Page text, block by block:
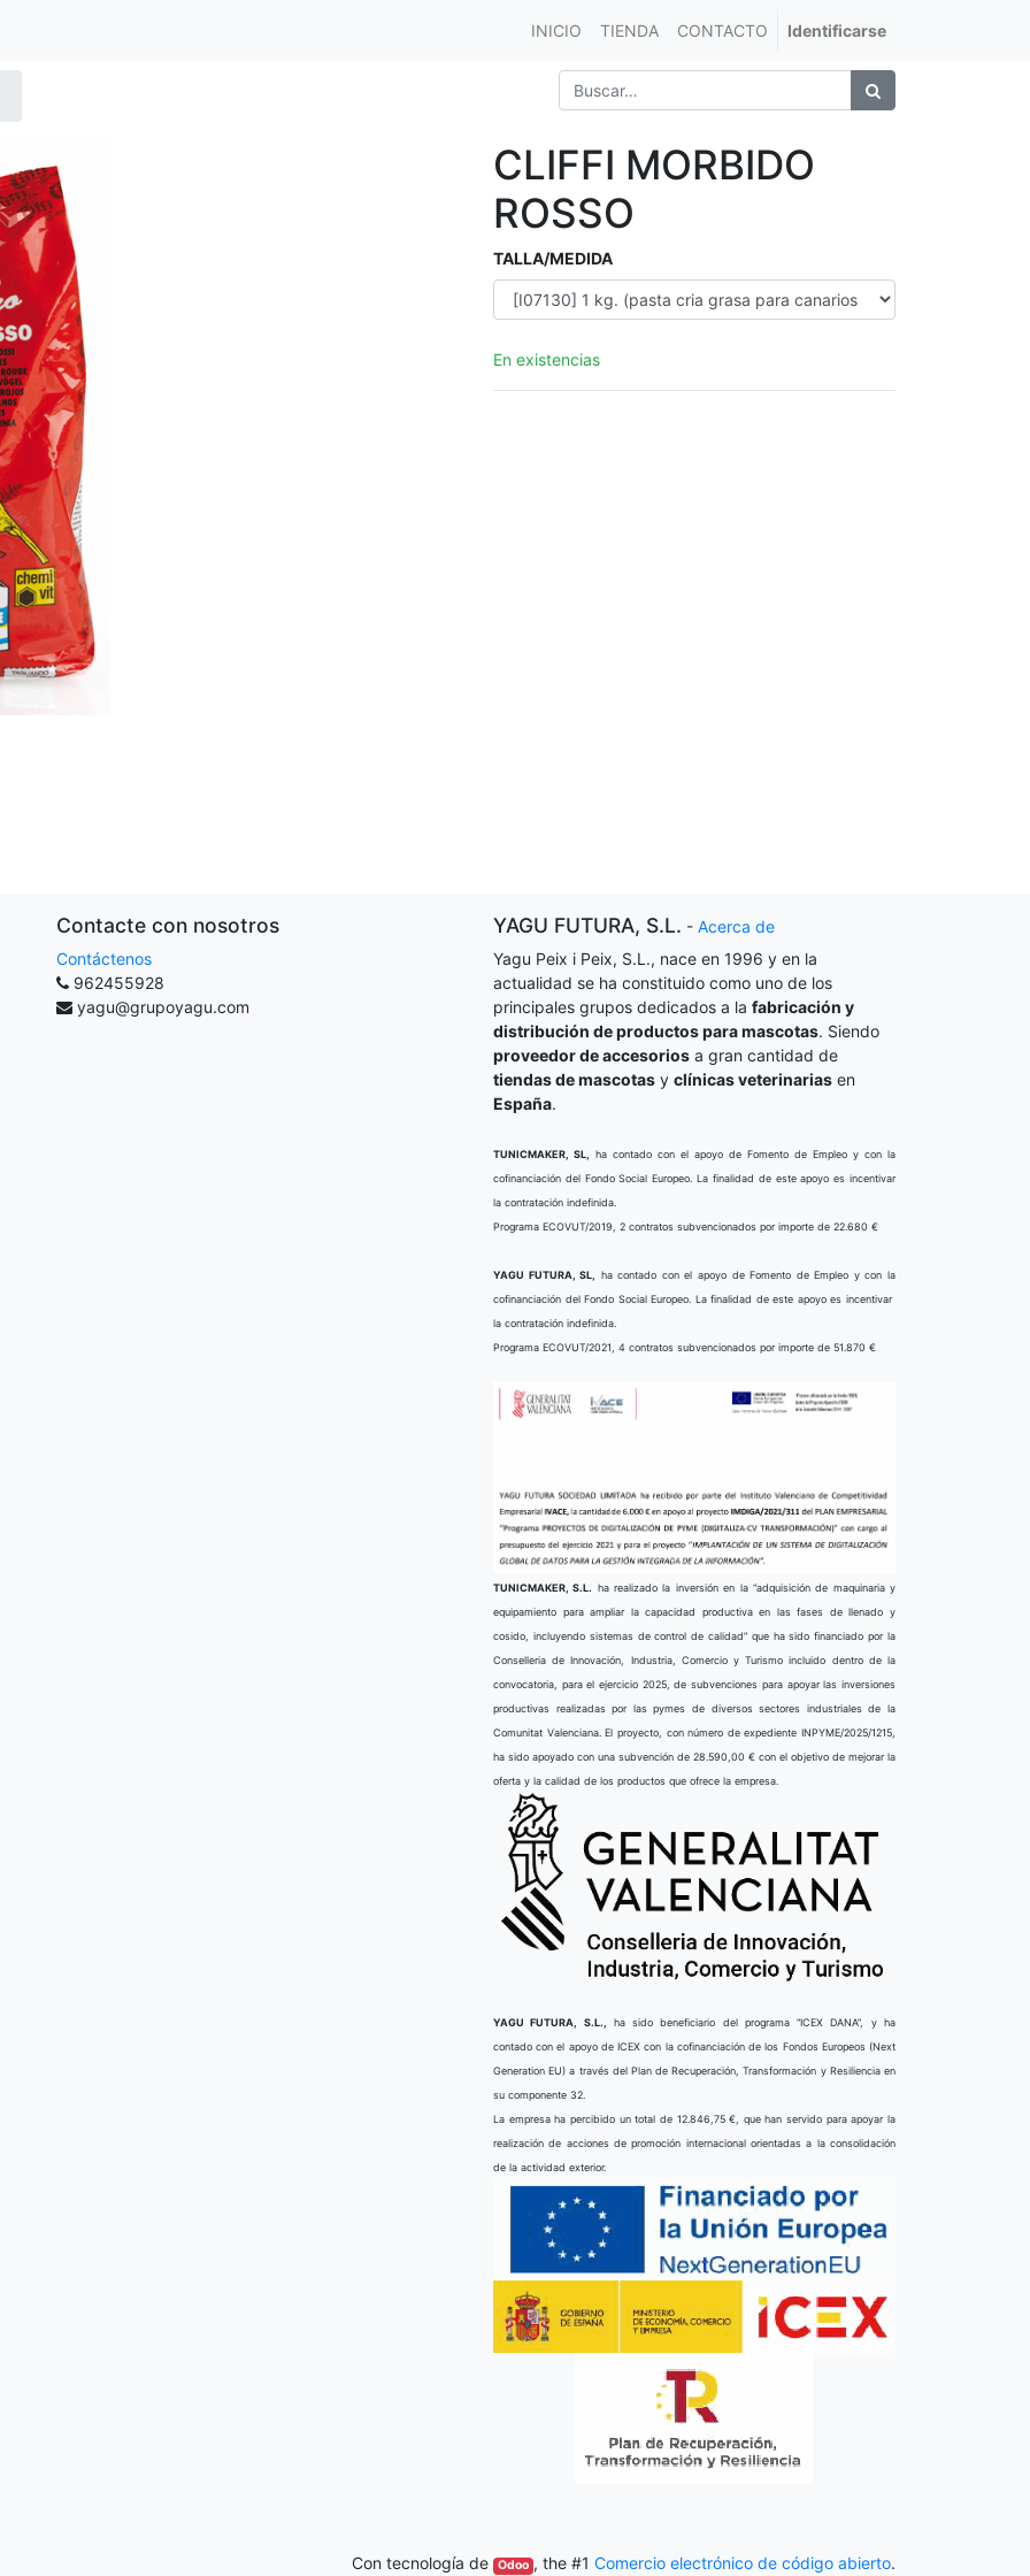
INICIO TIENDA CONTACTO Identificarse
CLIFFI MORBIDO
ROSSO
TALLA/MEDIDA
En existencias
Contacte con nosotros
Contáctenos
962455928
yagu@grupoyagu.com
YAGU FUTURA, S.L. - Acerca de
Yagu Peix i Peix, S.L., nace en 1996 y en la
actualidad se ha constituido como uno de los
principales grupos dedicados a la fabricación y
distribución de productos para mascotas. Siendo
proveedor de accesorios a gran cantidad de
tiendas de mascotas y clínicas veterinarias en
España.
TUNICMAKER, SL,
ha contado con el apoyo de Fomento de Empleo y con la
cofinanciación del Fondo Social Europeo. La finalidad de este apoyo es incentivar
la contratación indefinida.
Programa ECOVUT/2019, 2 contratos subvencionados por importe de 22.680 €
YAGU FUTURA, SL,
ha contado con el apoyo de Fomento de Empleo y con la
cofinanciación del Fondo Social Europeo. La finalidad de este apoyo es incentivar
la contratación indefinida.
Programa ECOVUT/2021, 4 contratos subvencionados por importe de 51.870 €
TUNICMAKER, S.L. ha realizado la inversión en la “adquisición de maquinaria y
equipamiento para ampliar la capacidad productiva en las fases de llenado y
cosido, incluyendo sistemas de control de calidad” que ha sido financiado por la
Conselleria de Innovación, Industria, Comercio y Turismo incluido dentro de la
convocatoria, para el ejercicio 2025, de subvenciones para apoyar las inversiones
productivas realizadas por las pymes de diversos sectores industriales de la
Comunitat Valenciana. El proyecto, con número de expediente INPYME/2025/1215,
ha sido apoyado con una subvención de 28.590,00 € con el objetivo de mejorar la
oferta y la calidad de los productos que ofrece la empresa.
YAGU FUTURA, S.L.,
ha sido beneficiario del programa “ICEX DANA”, y ha
contado con el apoyo de ICEX con la cofinanciación de los Fondos Europeos (Next
Generation EU) a través del Plan de Recuperación, Transformación y Resiliencia en
su componente 32.
La empresa ha percibido un total de 12.846,75 €, que han servido para apoyar la
realización de acciones de promoción internacional orientadas a la consolidación
de la actividad exterior.
Con tecnología de Odoo , the #1 Comercio electrónico de código abierto.